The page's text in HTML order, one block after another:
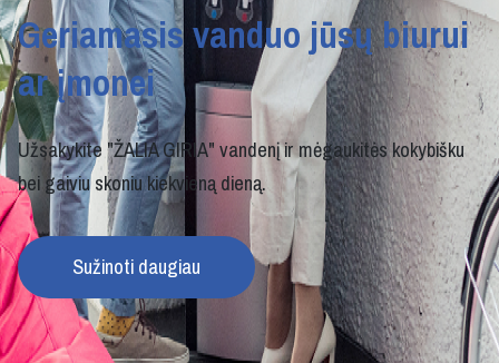
Geriamasis vanduo jūsų biurui
ar įmonei
Užsakykite "ŽALIA GIRIA" vandenį ir mėgaukitės kokybišku
bei gaiviu skoniu kiekvieną dieną.
Sužinoti daugiau